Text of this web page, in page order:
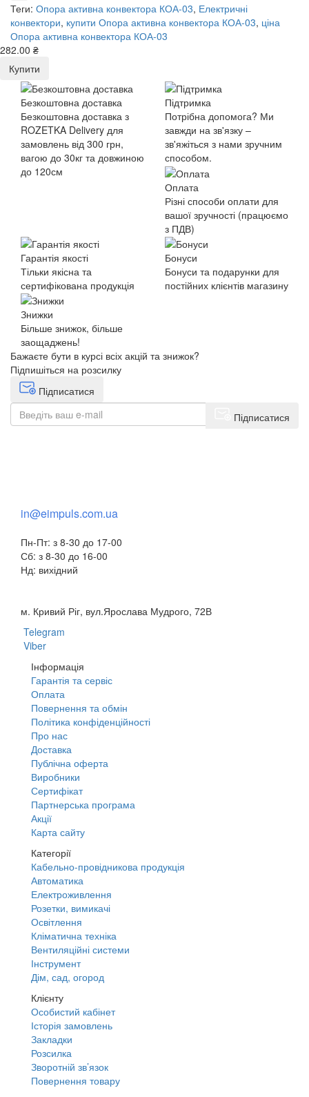
Теги: Опора активна конвектора КОА-03, Електричні
конвектори, купити Опора активна конвектора КОА-03, ціна
Опора активна конвектора КОА-03
282.00 ₴
Купити
Безкоштовна доставка
Безкоштовна доставка з
ROZETKA Delivery для
замовлень від 300 грн,
вагою до 30кг та довжиною
до 120см
Підтримка
Потрібна допомога? Ми
завжди на зв'язку –
зв'яжіться з нами зручним
способом.
Оплата
Різні способи оплати для
вашої зручності (працюємо
з ПДВ)
Гарантія якості
Тільки якісна та
сертифікована продукція
Бонуси
Бонуси та подарунки для
постійних клієнтів магазину
Знижки
Більше знижок, більше
заощаджень!
Бажаєте бути в курсі всіх акцій та знижок?
Підпишіться на розсилку
Підписатися
Підписатися
in@eimpuls.com.ua
Пн-Пт: з 8-30 до 17-00
Сб: з 8-30 до 16-00
Нд: вихідний
м. Кривий Ріг, вул.Ярослава Мудрого, 72В
Telegram
Viber
Інформація
Гарантія та сервіс
Оплата
Повернення та обмін
Політика конфіденційності
Про нас
Доставка
Публічна оферта
Виробники
Сертифікат
Партнерська програма
Акції
Карта сайту
Категорії
Кабельно-провідникова продукція
Автоматика
Електроживлення
Розетки, вимикачі
Освітлення
Кліматична техніка
Вентиляційні системи
Інструмент
Дім, сад, огород
Клієнту
Особистий кабінет
Історія замовлень
Закладки
Розсилка
Зворотній зв’язок
Повернення товару